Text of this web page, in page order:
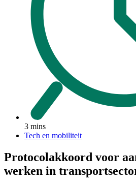
3 mins
Tech en mobiliteit
Protocolakkoord voor
werken in